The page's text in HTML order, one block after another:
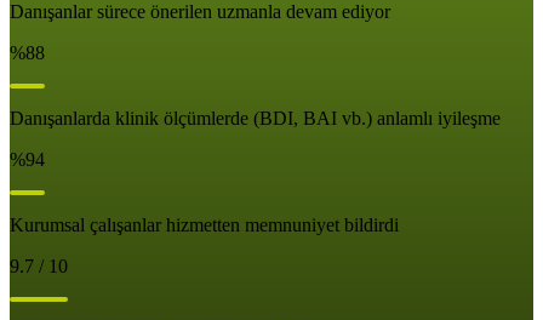
Danışanlar sürece önerilen uzmanla devam ediyor
%88
Danışanlarda klinik ölçümlerde (BDI, BAI vb.) anlamlı iyileşme
%94
Kurumsal çalışanlar hizmetten memnuniyet bildirdi
9.7 / 10